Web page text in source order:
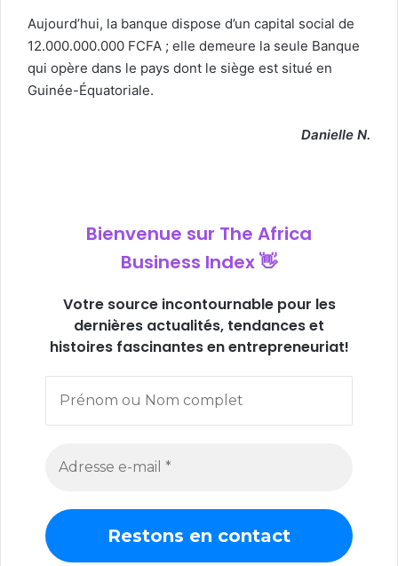
Aujourd’hui, la banque dispose d’un capital social de
12.000.000.000 FCFA ; elle demeure la seule Banque
qui opère dans le pays dont le siège est situé en
Guinée-Équatoriale.
Danielle N.
Bienvenue sur The Africa
Business Index👋
Votre source incontournable pour les
dernières actualités, tendances et
histoires fascinantes en entrepreneuriat!